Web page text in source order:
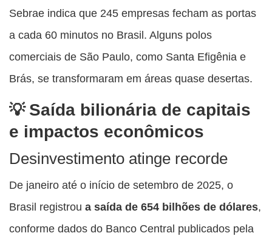
Sebrae indica que 245 empresas fecham as portas
a cada 60 minutos no Brasil. Alguns polos
comerciais de São Paulo, como Santa Efigênia e
Brás, se transformaram em áreas quase desertas.
Saída bilionária de capitais
e impactos econômicos
Desinvestimento atinge recorde
De janeiro até o início de setembro de 2025, o
Brasil registrou a saída de 654 bilhões de dólares,
conforme dados do Banco Central publicados pela